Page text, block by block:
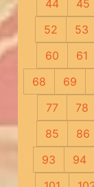
44
45
52
53
60
61
68
69
77
78
85
86
93
94